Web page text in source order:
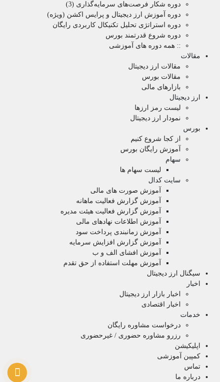
دوره شکار فرصت‌های سرمایه‌گذاری (3)
دوره آموزش ارز دیجیتال و پرایس اکشن (ویژه)
دوره استراتژی تحلیل تکنیکال کاربردی رایگان
دوره شروع قدرتمند بورس
:: همه دوره های آموزشی
مقالات
مقالات ارز دیجیتال
مقالات بورس
بازارهای مالی
ارز دیجیتال
لیست رمز ارزها
نمودار ارز دیجیتال
بورس
از کجا شروع کنیم
آموزش رایگان بورس
سهام
لیست سهام ها
سایت کدال
آموزش صورت های مالی
آموزش گزارش فعالیت ماهانه
آموزش گزارش فعالیت هیئت مدیره
آموزش اطلاعات نهادهای مالی
آموزش زمانبندی پرداخت سود
آموزش گزارش افزایش سرمایه
آموزش افشای الف و ب
آموزش مهلت استفاده از حق تقدم
سیگنال ارز دیجیتال
اخبار
اخبار بازار ارز دیجیتال
اخبار اقتصادی
خدمات
درخواست مشاوره رایگان
رزرو مشاوره حضوری / غیرحضوری
اپلیکیشن
کمپین آموزشی
تماس
درباره ما